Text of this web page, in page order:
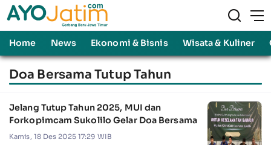
Home News Ekonomi & Bisnis Wisata & Kuliner
Doa Bersama Tutup Tahun
Jelang Tutup Tahun 2025, MUI dan
Forkopimcam Sukolilo Gelar Doa Bersama
Kamis, 18 Des 2025 17:29 WIB